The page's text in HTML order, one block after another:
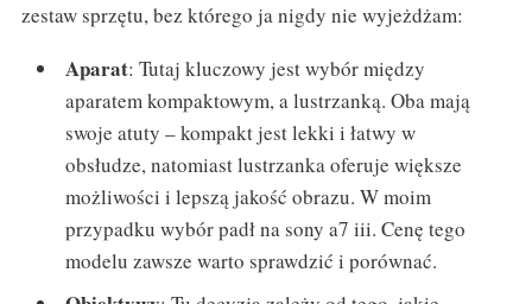
zestaw sprzętu, bez którego ja nigdy nie wyjeżdżam:
Aparat: Tutaj kluczowy jest wybór między
aparatem kompaktowym, a lustrzanką. Oba mają
swoje atuty – kompakt jest lekki i łatwy w
obsłudze, natomiast lustrzanka oferuje większe
możliwości i lepszą jakość obrazu. W moim
przypadku wybór padł na sony a7 iii. Cenę tego
modelu zawsze warto sprawdzić i porównać.